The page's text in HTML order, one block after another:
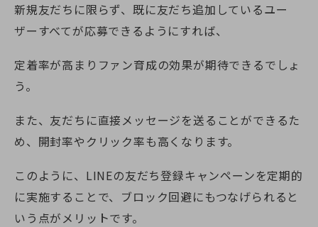
新規友だちに限らず、既に友だち追加しているユー
ザーすべてが応募できるようにすれば、
定着率が高まりファン育成の効果が期待できるでしょ
う。
また、友だちに直接メッセージを送ることができるた
め、開封率やクリック率も高くなります。
このように、LINEの友だち登録キャンペーンを定期的
に実施することで、ブロック回避にもつなげられると
いう点がメリットです。